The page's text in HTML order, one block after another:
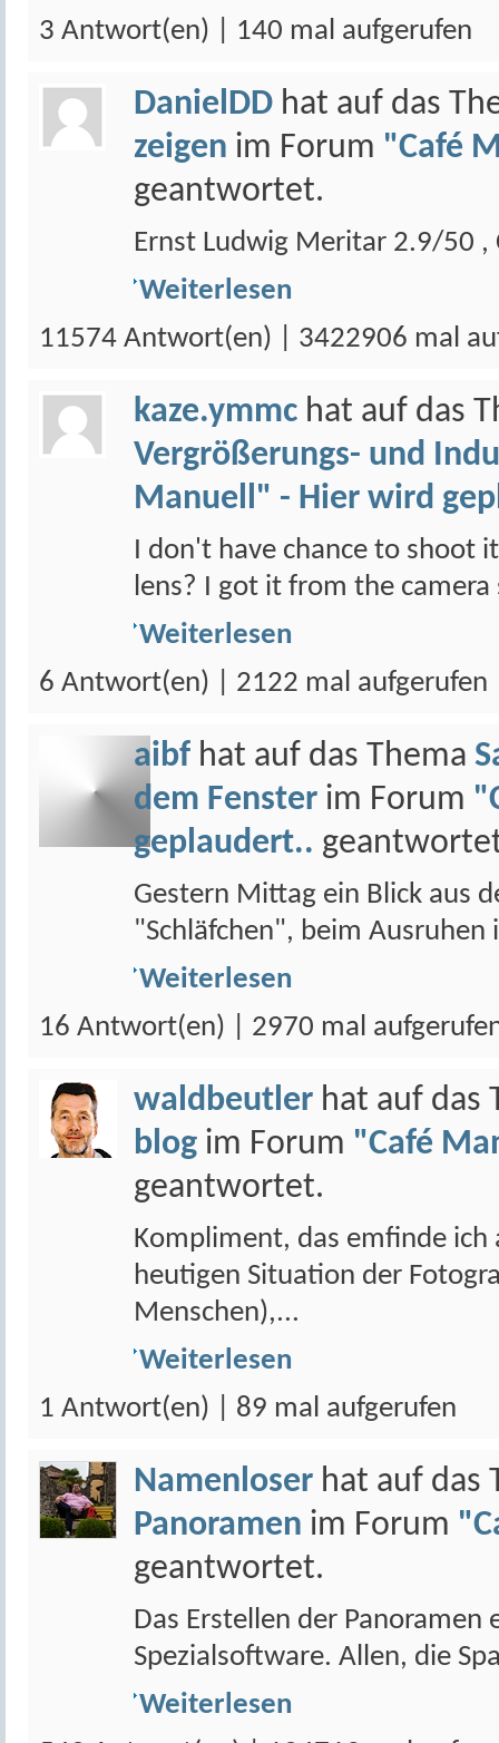
3 Antwort(en) | 140 mal aufgerufen
DanielDD hat auf das
zeigen im Forum "Café
geantwortet.
Ernst Ludwig Meritar 2.9/50
Weiterlesen
11574 Antwort(en) | 3422906 mal
kaze.ymmc hat auf das
Vergrößerungs- und
Manuell" - Hier wird
I don't have chance to shoot
lens? I got it from the
Weiterlesen
6 Antwort(en) | 2122 mal aufgerufen
aibf hat auf das Thema
dem Fenster im Forum
geplaudert..
Gestern Mittag ein Blick aus
"Schläfchen", beim Ausruhen
Weiterlesen
16 Antwort(en) | 2970 mal
waldbeutler hat auf das
blog im Forum "Café
geantwortet.
Kompliment, das emfinde ich
heutigen Situation der
Menschen),...
Weiterlesen
1 Antwort(en) | 89 mal aufgerufen
Namenloser hat auf das
Panoramen im Forum
geantwortet.
Das Erstellen der
Spezialsoftware. Allen, die
Weiterlesen